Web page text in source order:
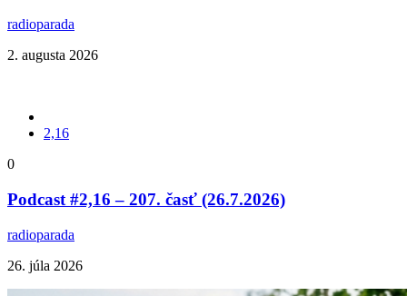
radioparada
2. augusta 2026
2,16
0
Podcast #2,16 – 207. časť (26.7.2026)
radioparada
26. júla 2026